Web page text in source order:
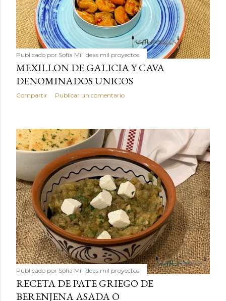
Publicado por Sofía Mil ideas mil proyectos
MEXILLON DE GALICIA Y CAVA
DENOMINADOS UNICOS
Compartir Publicar un comentario
Publicado por Sofía Mil ideas mil proyectos
RECETA DE PATE GRIEGO DE
BERENJENA ASADA O